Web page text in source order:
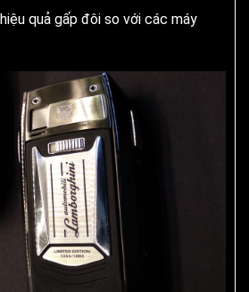
quả gấp đôi so với các máy